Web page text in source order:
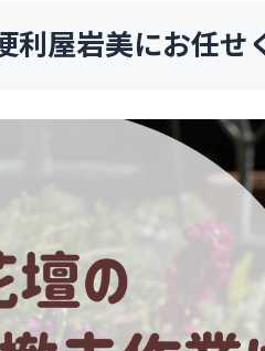
利屋岩美にお任せ